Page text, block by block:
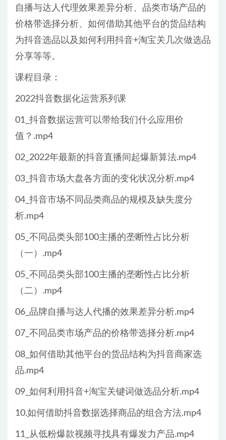
自播与达人代理效果差异分析、品类市场产品的
价格带选择分析、如何借助其他平台的货品结构
为抖音选品以及如何利用抖音+淘宝关几次做选品
分享等等。
课程目录：
2022抖音数据化运营系列课
01_抖音数据运营可以带给我们什么应用价
值？.mp4
02_2022年最新的抖音直播间起爆新算法.mp4
03_抖音市场大盘各方面的变化状况分析.mp4
04_抖音市场不同品类商品的规模及缺失度分
析.mp4
05_不同品类头部100主播的垄断性占比分析
（一）.mp4
05_不同品类头部100主播的垄断性占比分析
（二）.mp4
06_品牌自播与达人代播的效果差异分析.mp4
07_不同品类市场产品的价格带选择分析.mp4
08_如何借助其他平台的货品结构为抖音商家选
品.mp4
09_如何利用抖音+淘宝关键词做选品分析.mp4
10.如何借助抖音数据选择商品的组合方法.mp4
11_从低粉爆款视频寻找具有爆发力产品.mp4